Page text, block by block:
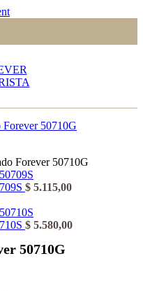
Forever 50710G
$ 5.115,00
$ 5.580,00
50710G